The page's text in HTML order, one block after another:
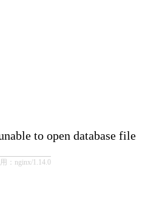
to open database file
：nginx/1.14.0